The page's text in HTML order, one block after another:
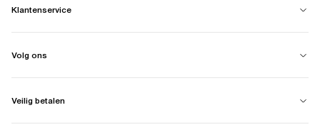
Klantenservice
Volg ons
Veilig betalen